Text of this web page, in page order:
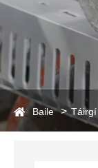
Baile Táirgí